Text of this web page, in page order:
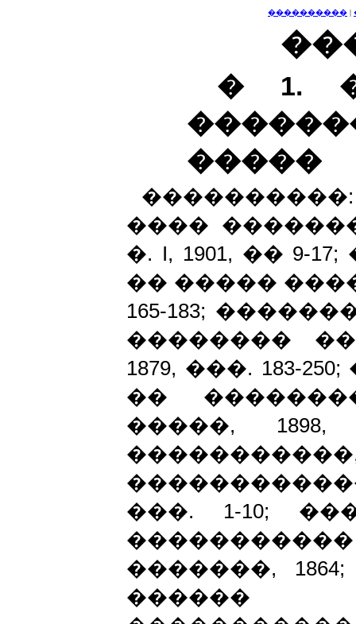
���������� |
� 1.
�����
����
�. I, 1901, �� 9-
�� �����
165-183;
��������
1879, ���. 183-
��
�����,
���. 1-10;
�������,
������